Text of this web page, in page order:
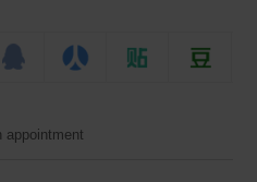
appointment